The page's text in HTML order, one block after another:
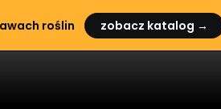
roślin zobacz katalog →